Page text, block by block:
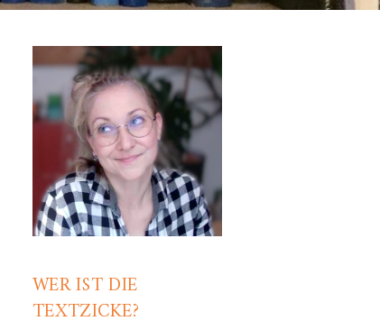
WICHTIGES
WER IST DIE
TEXTZICKE?